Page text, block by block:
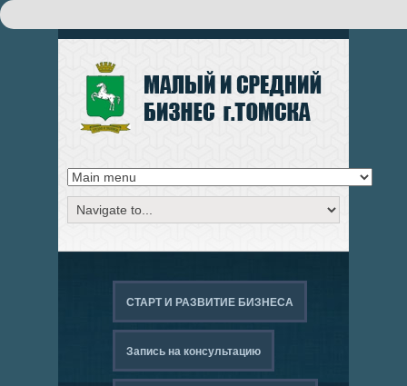
ФОРМА ПОИСКА
СТАРТ И РАЗВИТИЕ БИЗНЕСА
Запись на консультацию